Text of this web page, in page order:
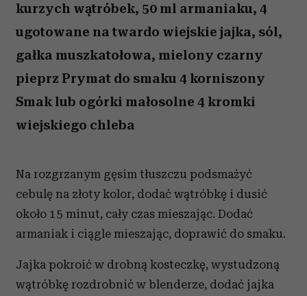
kurzych wątróbek, 50 ml armaniaku, 4
ugotowane na twardo wiejskie jajka, sól,
gałka muszkatołowa, mielony czarny
pieprz Prymat do smaku 4 korniszony
Smak lub ogórki małosolne 4 kromki
wiejskiego chleba
Na rozgrzanym gęsim tłuszczu podsmażyć
cebulę na złoty kolor, dodać wątróbkę i dusić
około 15 minut, cały czas mieszając. Dodać
armaniak i ciągle mieszając, doprawić do smaku.
Jajka pokroić w drobną kosteczkę, wystudzoną
wątróbkę rozdrobnić w blenderze, dodać jajka